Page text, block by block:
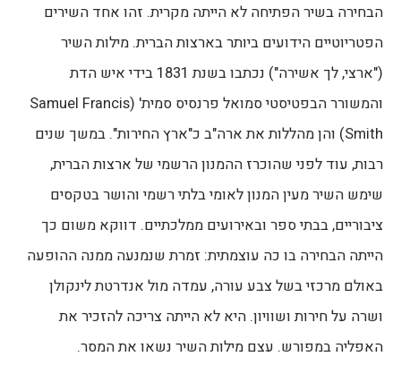
הבחירה בשיר הפתיחה לא הייתה מקרית. זהו אחד השירים
הפטריוטיים הידועים ביותר בארצות הברית. מילות השיר
("ארצי, לך אשירה") נכתבו בשנת 1831 בידי איש הדת
והמשורר הבפטיסטי סמואל פרנסיס סמית' (Samuel Francis
Smith) והן מהללות את ארה"ב כ"ארץ החירות". במשך שנים
רבות, עוד לפני שהוכרז ההמנון הרשמי של ארצות הברית,
שימש השיר מעין המנון לאומי בלתי רשמי והושר בטקסים
ציבוריים, בבתי ספר ובאירועים ממלכתיים. דווקא משום כך
הייתה הבחירה בו כה עוצמתית: זמרת שנמנעה ממנה ההופעה
באולם מרכזי בשל צבע עורה, עמדה מול אנדרטת לינקולן
ושרה על חירות ושוויון. היא לא הייתה צריכה להזכיר את
האפליה במפורש. עצם מילות השיר נשאו את המסר.